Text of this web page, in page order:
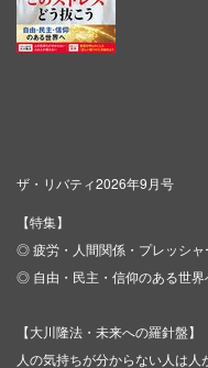
ザ・リバティ2026年9月号
【特集】
◎ 疲労・人間関係・プレッシャ
◎ 自由・民主・信仰のある世界
【大川隆法・未来への羅針盤】
人の気持ちが分からない人は人